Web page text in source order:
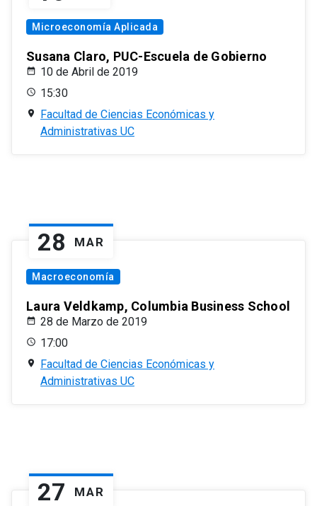
Microeconomía Aplicada
Susana Claro, PUC-Escuela de Gobierno
10 de Abril de 2019
15:30
Facultad de Ciencias Económicas y
Administrativas UC
28 MAR
Macroeconomía
Laura Veldkamp, Columbia Business School
28 de Marzo de 2019
17:00
Facultad de Ciencias Económicas y
Administrativas UC
27 MAR